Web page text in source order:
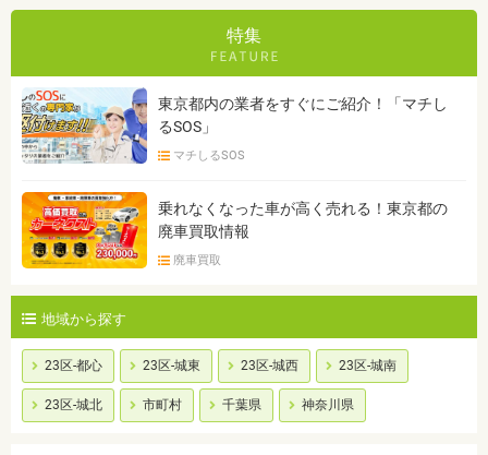
特集
東京都内の業者をすぐにご紹介！「マチし
るSOS」
マチしるSOS
乗れなくなった車が高く売れる！東京都の
廃車買取情報
廃車買取
地域から探す
23区-都心 23区-城東 23区-城西 23区-城南
23区-城北 市町村 千葉県 神奈川県